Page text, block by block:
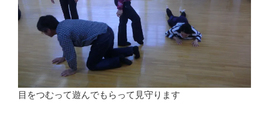
目をつむって遊んでもらって見守ります